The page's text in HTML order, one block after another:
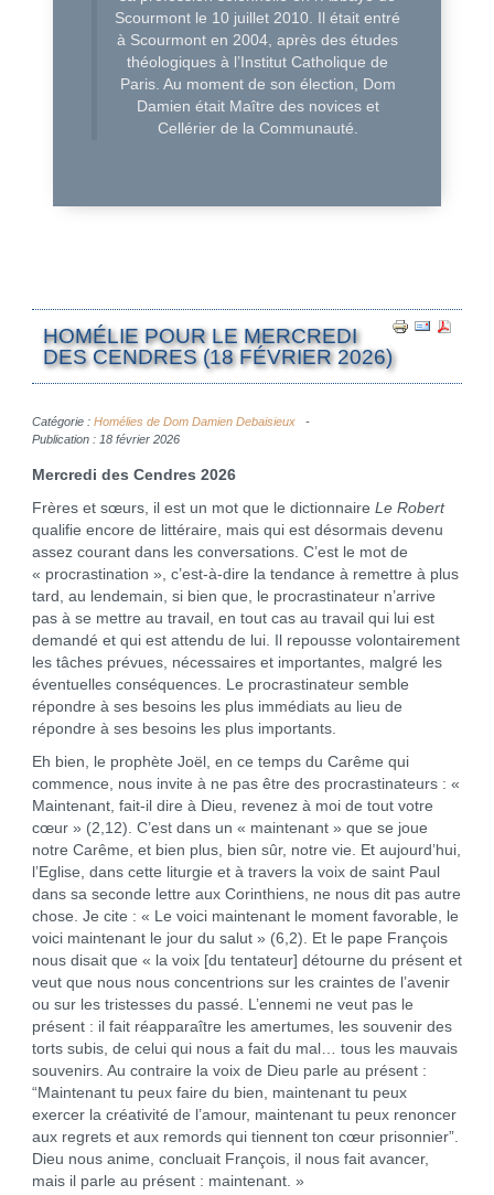
Scourmont le 10 juillet 2010. Il était entré
à Scourmont en 2004, après des études
théologiques à l’Institut Catholique de
Paris. Au moment de son élection, Dom
Damien était Maître des novices et
Cellérier de la Communauté.
HOMÉLIE POUR LE MERCREDI
DES CENDRES (18 FÉVRIER 2026)
Catégorie : Homélies de Dom Damien Debaisieux
Publication : 18 février 2026
Mercredi des Cendres 2026
Frères et sœurs, il est un mot que le dictionnaire Le Robert
qualifie encore de littéraire, mais qui est désormais devenu
assez courant dans les conversations. C’est le mot de
« procrastination », c’est-à-dire la tendance à remettre à plus
tard, au lendemain, si bien que, le procrastinateur n’arrive
pas à se mettre au travail, en tout cas au travail qui lui est
demandé et qui est attendu de lui. Il repousse volontairement
les tâches prévues, nécessaires et importantes, malgré les
éventuelles conséquences. Le procrastinateur semble
répondre à ses besoins les plus immédiats au lieu de
répondre à ses besoins les plus importants.
Eh bien, le prophète Joël, en ce temps du Carême qui
commence, nous invite à ne pas être des procrastinateurs : «
Maintenant, fait-il dire à Dieu, revenez à moi de tout votre
cœur » (2,12). C’est dans un « maintenant » que se joue
notre Carême, et bien plus, bien sûr, notre vie. Et aujourd’hui,
l’Eglise, dans cette liturgie et à travers la voix de saint Paul
dans sa seconde lettre aux Corinthiens, ne nous dit pas autre
chose. Je cite : « Le voici maintenant le moment favorable, le
voici maintenant le jour du salut » (6,2). Et le pape François
nous disait que « la voix [du tentateur] détourne du présent et
veut que nous nous concentrions sur les craintes de l’avenir
ou sur les tristesses du passé. L’ennemi ne veut pas le
présent : il fait réapparaître les amertumes, les souvenir des
torts subis, de celui qui nous a fait du mal… tous les mauvais
souvenirs. Au contraire la voix de Dieu parle au présent :
“Maintenant tu peux faire du bien, maintenant tu peux
exercer la créativité de l’amour, maintenant tu peux renoncer
aux regrets et aux remords qui tiennent ton cœur prisonnier”.
Dieu nous anime, concluait François, il nous fait avancer,
mais il parle au présent : maintenant. »